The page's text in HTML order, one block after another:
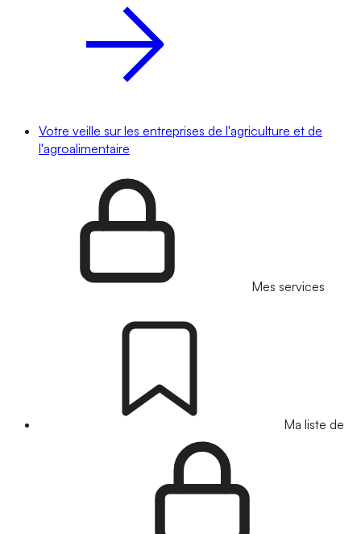
Votre veille sur les entreprises de l'agriculture et de
l'agroalimentaire
Mes services
Ma liste de